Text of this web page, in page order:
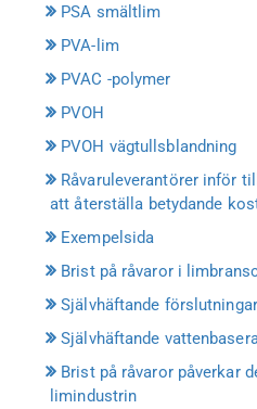
PSA smältlim
PVA-lim
PVAC -polymer
PVOH
PVOH vägtullsblandning
Råvaruleverantörer inför
att återställa betydande
Exempelsida
Brist på råvaror i
Självhäftande förslutningar
Självhäftande
Brist på råvaror påverkar
limindustrin